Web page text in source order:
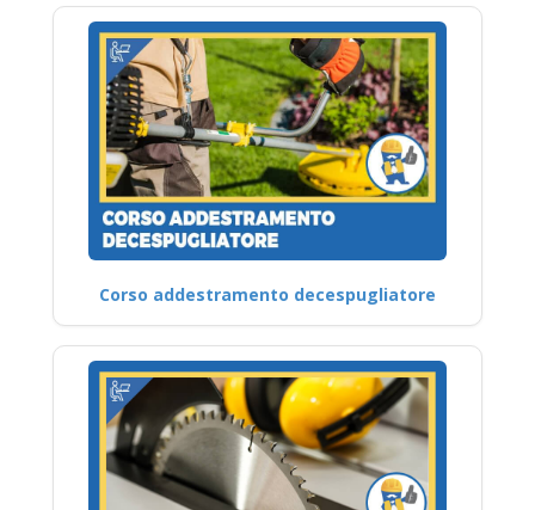
Corso addestramento decespugliatore